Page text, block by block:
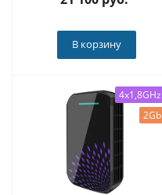
В корзину
4x1,8GHz
2Gb